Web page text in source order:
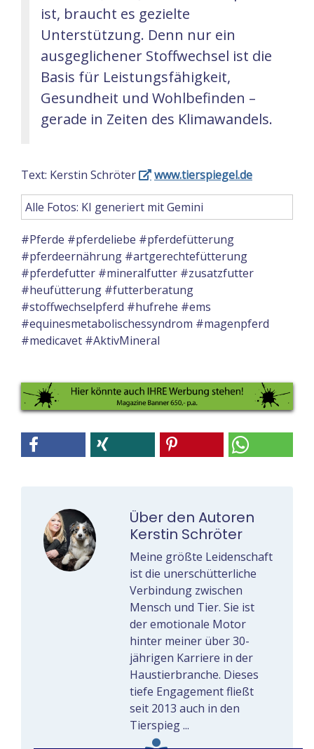
ist, braucht es gezielte
Unterstützung. Denn nur ein
ausgeglichener Stoffwechsel ist die
Basis für Leistungsfähigkeit,
Gesundheit und Wohlbefinden –
gerade in Zeiten des Klimawandels.
Text: Kerstin Schröter www.tierspiegel.de
Alle Fotos: KI generiert mit Gemini
#Pferde #pferdeliebe #pferdefütterung
#pferdeernährung #artgerechtefütterung
#pferdefutter #mineralfutter #zusatzfutter
#heufütterung #futterberatung
#stoffwechselpferd #hufrehe #ems
#equinesmetabolischessyndrom #magenpferd
#medicavet #AktivMineral
Über den Autoren
Kerstin Schröter
Meine größte Leidenschaft
ist die unerschütterliche
Verbindung zwischen
Mensch und Tier. Sie ist
der emotionale Motor
hinter meiner über 30-
jährigen Karriere in der
Haustierbranche. Dieses
tiefe Engagement fließt
seit 2013 auch in den
Tierspieg ...